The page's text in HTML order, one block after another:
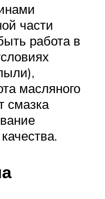
части
работа в
масляного
смазка